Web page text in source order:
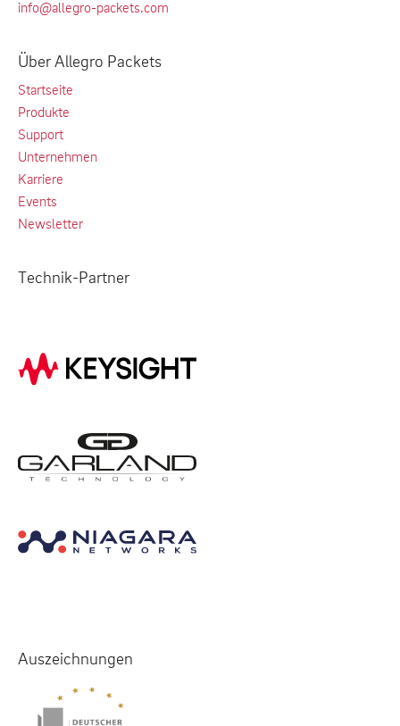
info@allegro-packets.com
Über Allegro Packets
Startseite
Produkte
Support
Unternehmen
Karriere
Events
Newsletter
Technik-Partner
Auszeichnungen